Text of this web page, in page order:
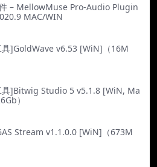
– MellowMuse Pro-Audio Plugin
MAC/WIN
具]GoldWave v6.53 [WiN]（16M
具]Bitwig Studio 5 v5.1.8 [WiN, Ma
）
Stream v1.1.0.0 [WiN]（673M